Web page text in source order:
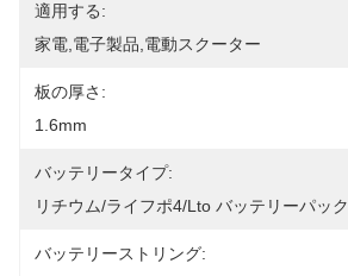
適用する:
家電,電子製品,電動スクーター
板の厚さ:
1.6mm
バッテリータイプ:
リチウム/ライフポ4/Lto バッテリーパック
バッテリーストリング: